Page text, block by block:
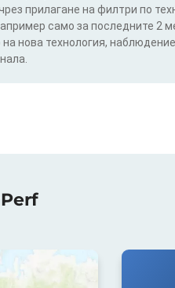
прилагане на филтри по
само за последните 2
нова технология,